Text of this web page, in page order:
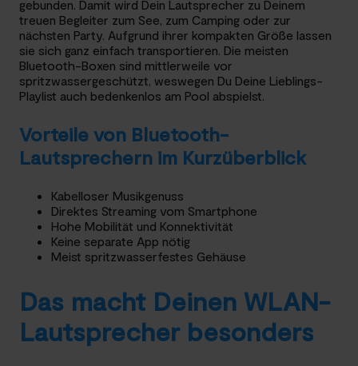
gebunden. Damit wird Dein Lautsprecher zu Deinem
treuen Begleiter zum See, zum Camping oder zur
nächsten Party. Aufgrund ihrer kompakten Größe lassen
sie sich ganz einfach transportieren. Die meisten
Bluetooth-Boxen sind mittlerweile vor
spritzwassergeschützt, weswegen Du Deine Lieblings-
Playlist auch bedenkenlos am Pool abspielst.
Vorteile von Bluetooth-
Lautsprechern im Kurzüberblick
Kabelloser Musikgenuss
Direktes Streaming vom Smartphone
Hohe Mobilität und Konnektivität
Keine separate App nötig
Meist spritzwasserfestes Gehäuse
Das macht Deinen WLAN-
Lautsprecher besonders